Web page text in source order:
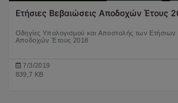
Ετήσιες Βεβαιώσεις Αποδοχών Έτους
Οδηγίες Υπολογισμού και Αποστολής των
Αποδοχών Έτους 2018
7/3/2019
839,7 KB